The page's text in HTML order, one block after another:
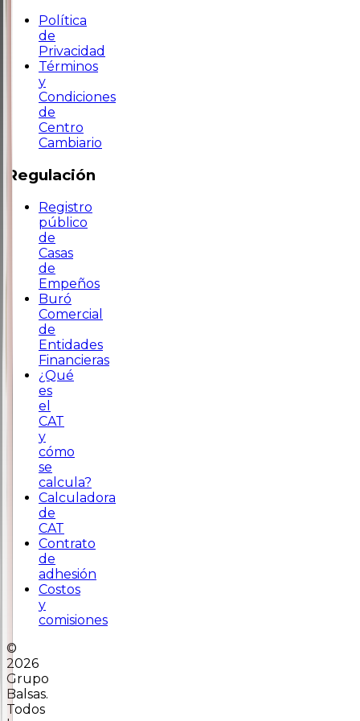
Política
de
Privacidad
Términos
y
Condiciones
de
Centro
Cambiario
Regulación
Registro
público
de
Casas
de
Empeños
Buró
Comercial
de
Entidades
Financieras
¿Qué
es
el
CAT
y
cómo
se
calcula?
Calculadora
de
CAT
Contrato
de
adhesión
Costos
y
comisiones
©
2026
Grupo
Balsas.
Todos